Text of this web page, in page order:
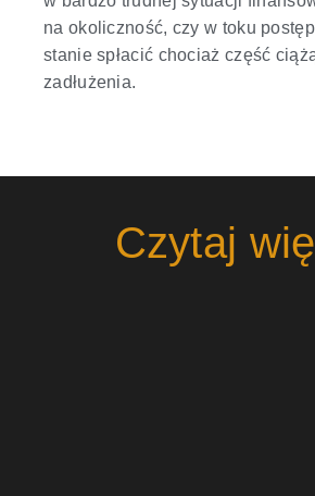
na okoliczność, czy w toku
stanie spłacić chociaż część
zadłużenia.
Czytaj